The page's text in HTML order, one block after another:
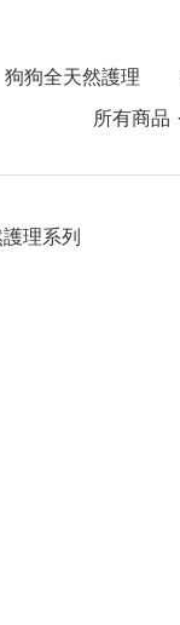
狗狗全天然護理
所有商品
理系列